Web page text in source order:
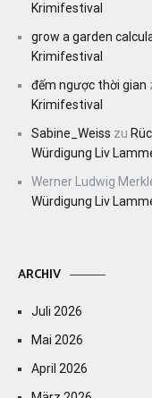
Krimifestival
grow a garden
Krimifestival
đếm ngược thời gian
Krimifestival
Sabine_Weiss zu
Würdigung Liv
Werner Ludwig
Würdigung Liv
ARCHIV
Juli 2026
Mai 2026
April 2026